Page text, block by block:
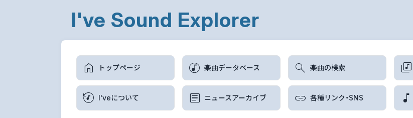
I've Sound Explorer
トップページ 楽曲データベース 楽曲の検索
I'veについて ニュースアーカイブ 各種リンク・SNS